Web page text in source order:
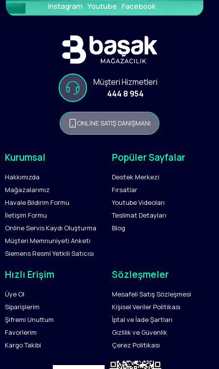
Instagram Youtube Facebook
Müşteri Hizmetleri
444 8 954
ONLİNE SATIŞ DANIŞMANI
Kurumsal
Hakkımızda
Mağazalarımız
Havale Bildirim Formu
İletişim Formu
Online Servis Kaydı Oluşturma
Müşteri Memnuniyeti Anketi
Siemens Resmî Yetkili Satıcısı
Popüler Sayfalar
Destek Merkezi
Fırsatlar
Youtube Videoları
Teslimat Detayları
Blog
Hızlı Erişim
Üye Ol
Siparişlerim
Şifremi Unuttum
Favorlerim
Kargo Takibi
Sözleşmeler
Mesafeli Satış Sözleşmesi
Kişisel Veriler Politikası
İptal ve İade Şartları
Gizlilik ve Güvenlik
Çerez Politikası